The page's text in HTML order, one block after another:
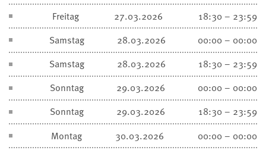
Freitag
27.03.2026
18:30 – 23:59
Samstag
28.03.2026
00:00 – 00:00
Samstag
28.03.2026
18:30 – 23:59
Sonntag
29.03.2026
00:00 – 00:00
Sonntag
29.03.2026
18:30 – 23:59
Montag
30.03.2026
00:00 – 00:00